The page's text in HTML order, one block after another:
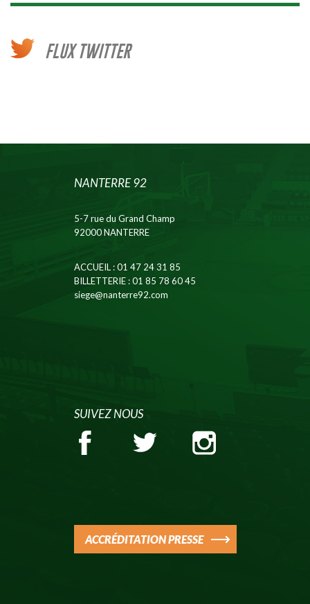
FLUX TWITTER
NANTERRE 92
5-7 rue du Grand Champ
92000 NANTERRE
ACCUEIL: 01 47 24 31 85
BILLETTERIE: 01 85 78 60 45
siege@nanterre92.com
SUIVEZ NOUS
ACCRÉDITATION PRESSE